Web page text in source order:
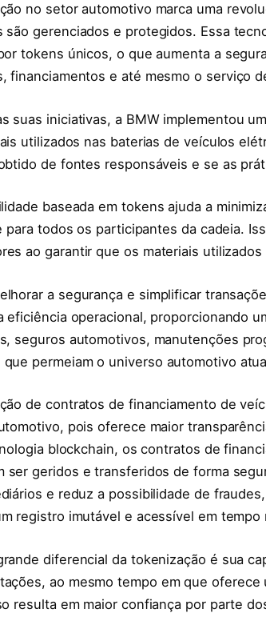
no setor automotivo marca uma
são gerenciados e protegidos. Essa
tokens únicos, o que aumenta a
financiamentos e até mesmo o serviço
suas iniciativas, a BMW implementou
utilizados nas baterias de veículos
de fontes responsáveis e se as
baseada em tokens ajuda a
para todos os participantes da cadeia.
ao garantir que os materiais
a segurança e simplificar
eficiência operacional, proporcionando
seguros automotivos, manutenções
que permeiam o universo automotivo
de contratos de financiamento de
pois oferece maior
blockchain, os contratos de
ser geridos e transferidos de forma
e reduz a possibilidade de
registro imutável e acessível em tempo
diferencial da tokenização é sua
ao mesmo tempo em que
resulta em maior confiança por parte